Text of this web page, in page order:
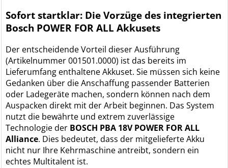
Sofort startklar: Die Vorzüge des integrierten
Bosch POWER FOR ALL Akkusets
Der entscheidende Vorteil dieser Ausführung
(Artikelnummer 001501.0000) ist das bereits im
Lieferumfang enthaltene Akkuset. Sie müssen sich keine
Gedanken über die Anschaffung passender Batterien
oder Ladegeräte machen, sondern können nach dem
Auspacken direkt mit der Arbeit beginnen. Das System
nutzt die bewährte und extrem zuverlässige
Technologie der BOSCH PBA 18V POWER FOR ALL
Alliance. Dies bedeutet, dass der mitgelieferte Akku
nicht nur Ihre Kehrmaschine antreibt, sondern ein
echtes Multitalent ist.